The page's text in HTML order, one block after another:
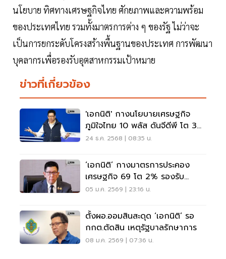
นโยบาย ทิศทางเศรษฐกิจไทย ศักยภาพและความพร้อม
ของประเทศไทย รวมทั้งมาตรการต่าง ๆ ของรัฐ ไม่ว่าจะ
เป็นการยกระดับโครงสร้างพื้นฐานของประเทศ การพัฒนา
บุคลากรเพื่อรองรับอุตสาหกรรมเป้าหมาย
ข่าวที่เกี่ยวข้อง
'เอกนิติ' กางนโยบายเศรษฐกิจ
ภูมิใจไทย 10 พลัส ดันจีดีพี โต 3%
พลิกโฉมประเทศ
24 ธ.ค. 2568 | 08:35 น.
‘เอกนิติ’ กางมาตรการประคอง
เศรษฐกิจ 69 โต 2% รองรับ
เปลี่ยนผ่านรัฐบาลใหม่
05 ม.ค. 2569 | 23:16 น.
ตั้งผอ.ออมสินสะดุด ‘เอกนิติ’ รอ
กกต.ตัดสิน เหตุรัฐบาลรักษาการ
08 ม.ค. 2569 | 07:36 น.